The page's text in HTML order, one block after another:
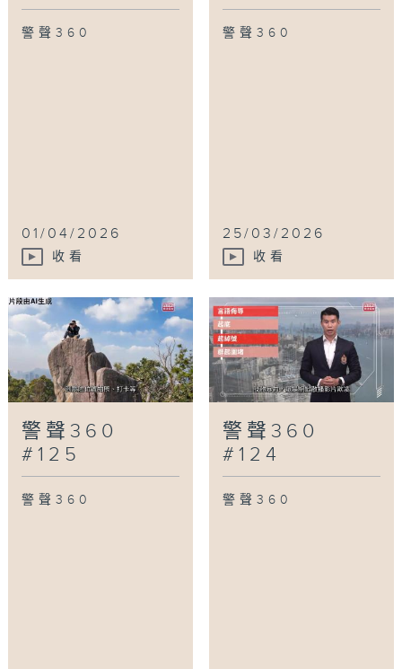
警聲360
01/04/2026
收看
警聲360
25/03/2026
收看
警聲360
#125
警聲360
警聲360
#124
警聲360